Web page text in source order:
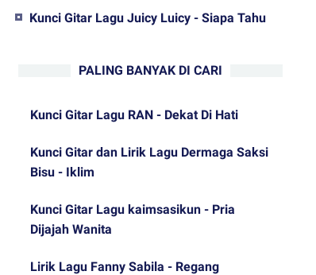
Kunci Gitar Lagu Juicy Luicy - Siapa Tahu
PALING BANYAK DI CARI
Kunci Gitar Lagu RAN - Dekat Di Hati
Kunci Gitar dan Lirik Lagu Dermaga Saksi
Bisu - Iklim
Kunci Gitar Lagu kaimsasikun - Pria
Dijajah Wanita
Lirik Lagu Fanny Sabila - Regang